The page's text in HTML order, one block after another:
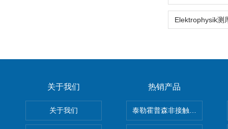
关于我们
关于我们
热销产品
泰勒霍普森非接触式轮廓仪